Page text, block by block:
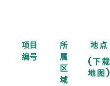
项目
编号
所
属
区
域
地 点
( 下 载
地 图 )